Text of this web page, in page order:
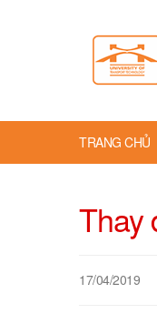
TRANG CHỦ
Thay
17/04/2019